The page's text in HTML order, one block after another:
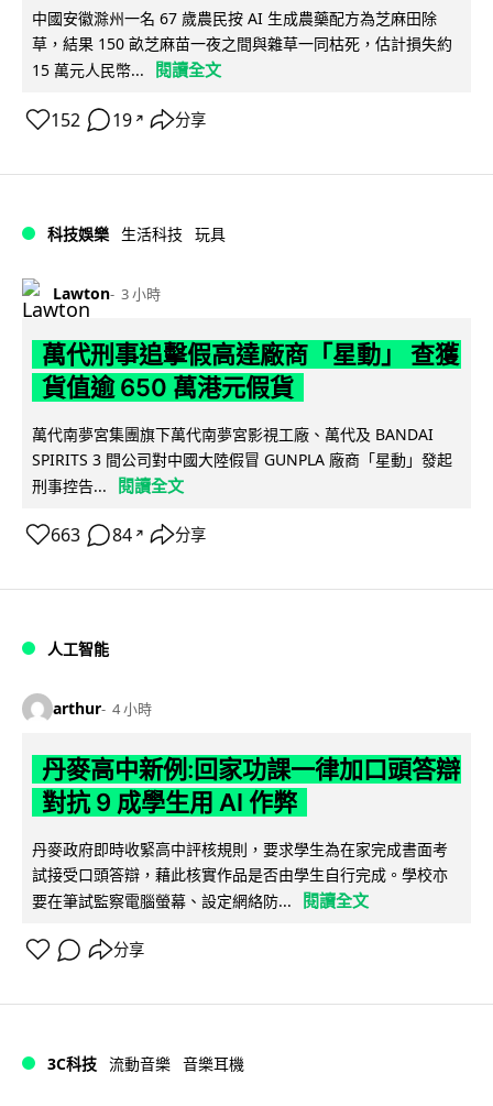
中國安徽滁州一名 67 歲農民按 AI 生成農藥配方為芝麻田除
草，結果 150 畝芝麻苗一夜之間與雜草一同枯死，估計損失約
15 萬元人民幣...
閱讀全文
152 19 ↗ 分享
科技娛樂 生活科技 玩具
Lawton 3 小時
萬代刑事追擊假高達廠商「星動」 查獲
貨值逾 650 萬港元假貨
萬代南夢宮集團旗下萬代南夢宮影視工廠、萬代及 BANDAI
SPIRITS 3 間公司對中國大陸假冒 GUNPLA 廠商「星動」發起
刑事控告...
閱讀全文
663 84 ↗ 分享
人工智能
arthur 4 小時
丹麥高中新例:回家功課一律加口頭答辯
對抗 9 成學生用 AI 作弊
丹麥政府即時收緊高中評核規則，要求學生為在家完成書面考
試接受口頭答辯，藉此核實作品是否由學生自行完成。學校亦
要在筆試監察電腦螢幕、設定網絡防...
閱讀全文
分享
3C科技 流動音樂 音樂耳機